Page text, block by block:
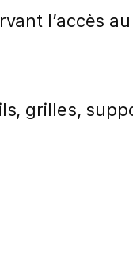
l’accès
grilles,